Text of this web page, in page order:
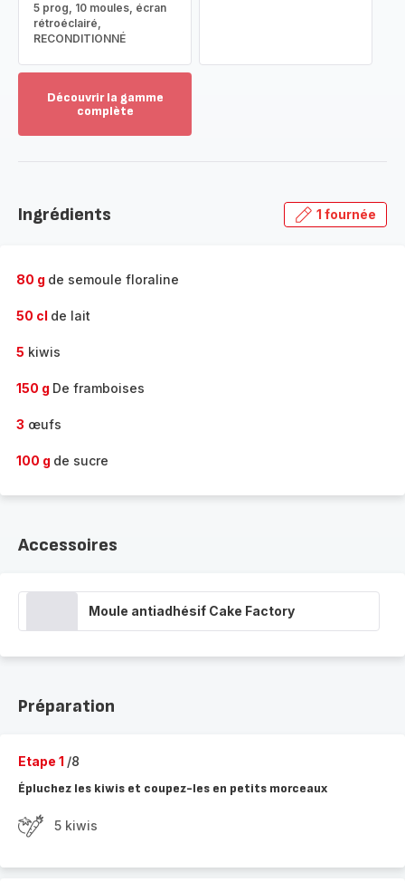
5 prog, 10 moules, écran
rétroéclairé,
RECONDITIONNÉ
Découvrir la gamme
complète
gamme
Ingrédients 1 fournée
80 g de semoule floraline
50 cl de lait
5 kiwis
150 g De framboises
3 œufs
100 g de sucre
Accessoires
Moule antiadhésif Cake Factory
Préparation
Etape 1 /8
Épluchez les kiwis et coupez-les en petits morceaux
5 kiwis